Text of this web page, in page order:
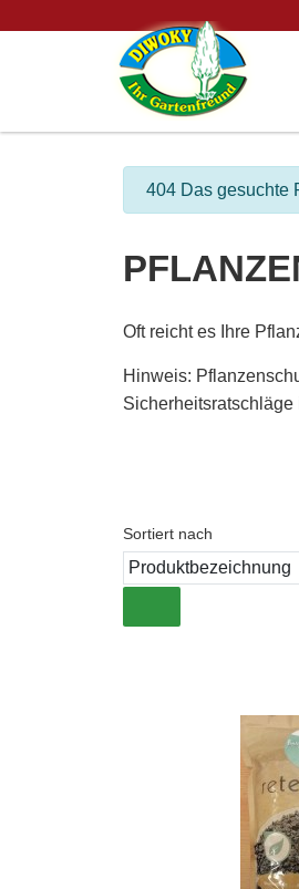
info
404 Das gesuchte
Oft reicht es Ihre
Hinweis:
Sortiert nach